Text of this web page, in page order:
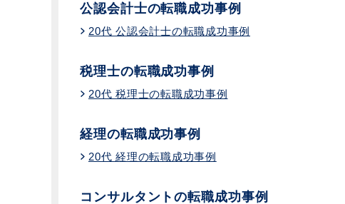
公認会計士の転職成功事例
20代 公認会計士の転職成功事例
税理士の転職成功事例
20代 税理士の転職成功事例
経理の転職成功事例
20代 経理の転職成功事例
コンサルタントの転職成功事例